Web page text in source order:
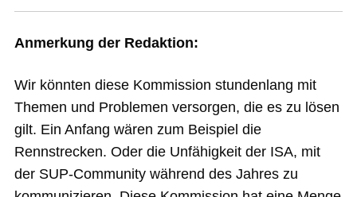
Anmerkung der Redaktion:
Wir könnten diese Kommission stundenlang mit
Themen und Problemen versorgen, die es zu lösen
gilt. Ein Anfang wären zum Beispiel die
Rennstrecken. Oder die Unfähigkeit der ISA, mit
der SUP-Community während des Jahres zu